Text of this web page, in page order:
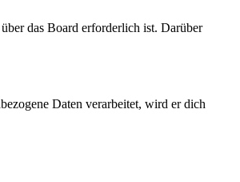
das Board erforderlich ist. Darüber
Daten verarbeitet, wird er dich